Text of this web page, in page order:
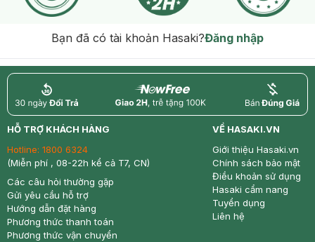
Bạn đã có tài khoản Hasaki?Đăng nhập
return nowfree price
HỖ TRỢ KHÁCH HÀNG
Hotline: 1800 6324
(Miễn phí , 08-22h kể cả T7, CN)
Các câu hỏi thường gặp
Gửi yêu cầu hỗ trợ
Hướng dẫn đặt hàng
Phương thức thanh toán
Phương thức vận chuyển
VỀ HASAKI.VN
Giới thiệu Hasaki.vn
Chính sách bảo mật
Điều khoản sử dụng
Hasaki cẩm nang
Tuyển dụng
Liên hệ